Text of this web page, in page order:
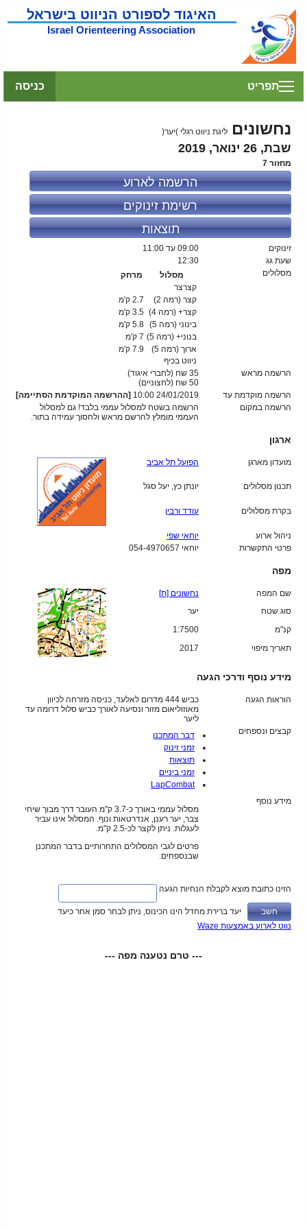
האיגוד לספורט הניווט בישראל
Israel Orienteering Association
כניסה תפריט
נחשונים ליגת ניווט רגלי )יער(
שבת, 26 ינואר, 2019
מחזור 7
הרשמה לארוע
רשימת זינוקים
תוצאות
זינוקים 09:00 עד 11:00
שעת גג
12:30
מסלולים
מסלול
מרחק
קצרצר
קצר (רמה 2)
2.7 ק'מ
קצר+ (רמה 4)
3.5 ק'מ
בינוני (רמה 5)
5.8 ק'מ
בנוני+ (רמה 5)
7 ק'מ
ארוך (רמה 5)
7.9 ק'מ
ניווט בכיף
הרשמה מראש
35 שח (לחברי איגוד)
50 שח (לחצוניים)
הרשמה מוקדמת עד
24/01/2019 10:00
[ההרשמה המוקדמת הסתיימה]
הרשמה במקום
הרשמה בשטח למסלול עממי בלבד! גם למסלול
העממי מומלץ להרשם מראש ולחסוך עמידה בתור.
ארגון
מועדון מארגן הפועל תל אביב
תכנון מסלולים יונתן כץ, יעל סגל
בקרת מסלולים עודד ורבין
ניהול ארוע
יוחאי שפי
פרטי התקשרות
יוחאי 054-4970657
מפה
שם המפה
נחשונים [ת]
סוג שטח
יער
קנ"מ
1:7500
תאריך מיפוי
2017
מידע נוסף ודרכי הגעה
הוראות הגעה
כביש 444 מדרום לאלעד, כניסה מזרחה לכיוון
מאוזוליאום מזור ונסיעה לאורך כביש סלול דרומה עד
ליער
קבצים ונספחים
דבר המתכנן
זמני זינוק
תוצאות
זמני ביניים
LapCombat
מידע נוסף
מסלול עממי באורך כ-3.7 ק"מ העובר דרך מבוך שיחי
צבר, יער רענן, אנדרטאות ונוף. המסלול אינו עביר
לעגלות. ניתן לקצר לכ-2.5 ק"מ.
פרטים לגבי המסלולים התחרותיים בדבר המתכנן
שבנספחים.
הזינו כתובת מוצא לקבלת הנחיות הגעה
יעד ברירת מחדל הינו הכינוס, ניתן לבחר סמן אחר כיעד
נווט לארוע באמצעות Waze
--- טרם נטענה מפה ---